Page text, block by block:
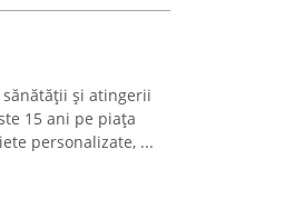
și atingerii
15 ani pe piața
personalizate, ...